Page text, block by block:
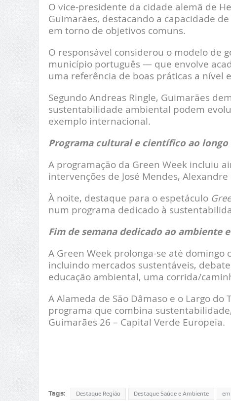
O vice-presidente da cidade alemã de
Guimarães, destacando a capacidade
em torno de objetivos comuns.
O responsável considerou o modelo de
município português — que envolve
uma referência de boas práticas a nível
Segundo Andreas Ringle, Guimarães
sustentabilidade ambiental podem
exemplo internacional.
Programa cultural e científico ao longo
A programação da Green Week incluiu
intervenções de José Mendes,
À noite, destaque para o espetáculo
num programa dedicado à
Fim de semana dedicado ao ambiente
A Green Week prolonga-se até
incluindo mercados sustentáveis,
educação ambiental, uma corrida/
A Alameda de São Dâmaso e o Largo
programa que combina
Guimarães 26 – Capital Verde Europeia.
Tags: Destaque Região Destaque Saúde e Ambiente